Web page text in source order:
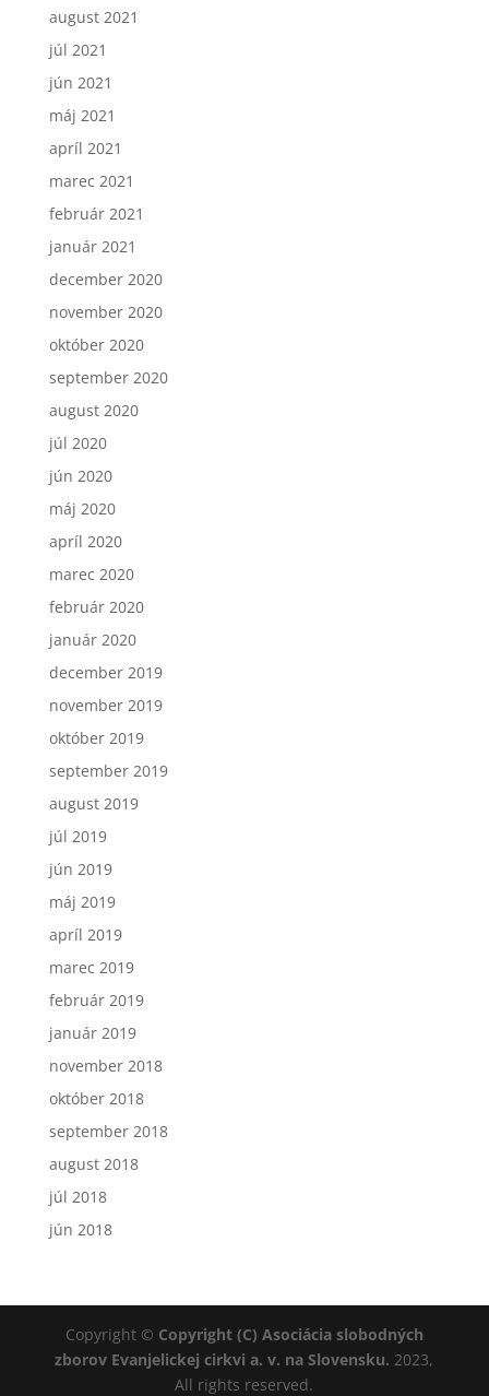
august 2021
júl 2021
jún 2021
máj 2021
apríl 2021
marec 2021
február 2021
január 2021
december 2020
november 2020
október 2020
september 2020
august 2020
júl 2020
jún 2020
máj 2020
apríl 2020
marec 2020
február 2020
január 2020
december 2019
november 2019
október 2019
september 2019
august 2019
júl 2019
jún 2019
máj 2019
apríl 2019
marec 2019
február 2019
január 2019
november 2018
október 2018
september 2018
august 2018
júl 2018
jún 2018
Copyright © Copyright (C) Asociácia slobodných
zborov Evanjelickej cirkvi a. v. na Slovensku. 2023,
All rights reserved.